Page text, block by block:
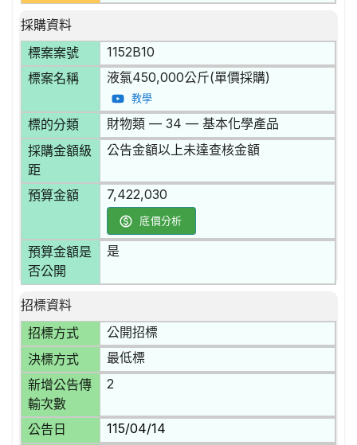
採購資料
標案案號
1152B10
標案名稱 液氯450,000公斤(單價採購)
教學
標的分類 財物類 — 34 — 基本化學產品
採購金額級
距
公告金額以上未達查核金額
預算金額 7,422,030
底價分析
預算金額是
否公開
是
招標資料
招標方式
公開招標
決標方式 最低標
新增公告傳
輸次數
2
公告日 115/04/14